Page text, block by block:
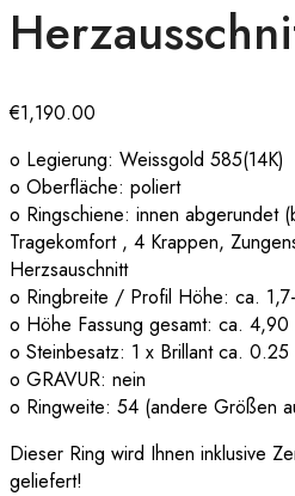
€1,190.00
o Legierung: Weissgold 585(14K)
o Oberfläche: poliert
o Ringschiene: innen abgerundet
Tragekomfort , 4 Krappen,
Herzsauschnitt
o Ringbreite / Profil Höhe: ca.
o Höhe Fassung gesamt: ca. 4,90
o Steinbesatz: 1 x Brillant ca.
o GRAVUR: nein
o Ringweite: 54 (andere Größen
Dieser Ring wird Ihnen inklusive
geliefert!